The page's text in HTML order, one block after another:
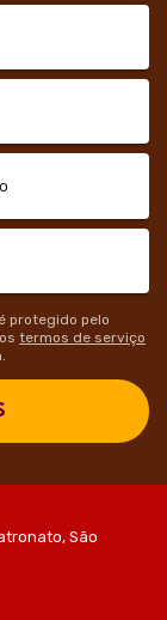
protegido pelo
termos de serviço
São